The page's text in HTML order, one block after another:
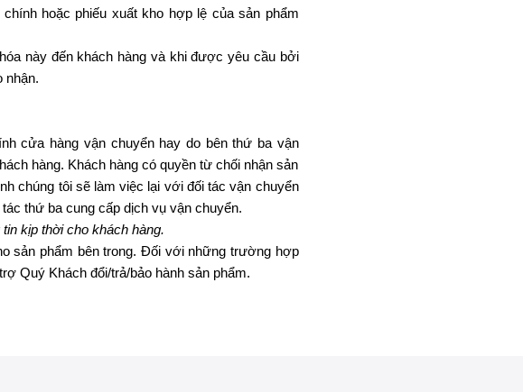
hoặc phiếu xuất kho hợp lệ của sản phẩm
này đến khách hàng và khi được yêu cầu bởi
nhận.
cửa hàng vận chuyển hay do bên thứ ba vận
hàng. Khách hàng có quyền từ chối nhận sản
chúng tôi sẽ làm việc lại với đối tác vận chuyển
thứ ba cung cấp dịch vụ vận chuyển.
kịp thời cho khách hàng.
sản phẩm bên trong. Đối với những trường hợp
Quý Khách đổi/trả/bảo hành sản phẩm.